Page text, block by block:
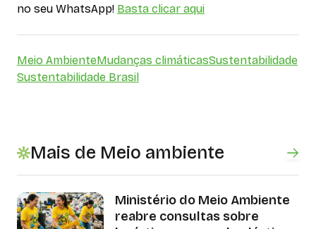
no seu WhatsApp! Basta clicar aqui
Meio AmbienteMudanças climáticasSustentabilidade
Sustentabilidade Brasil
Mais de Meio ambiente
Ministério do Meio Ambiente
reabre consultas sobre